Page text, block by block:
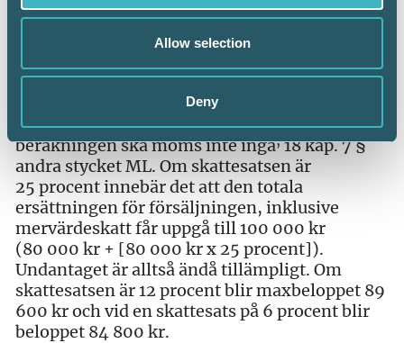
Allow selection
Deny
Transaktioner som görs inom landet av en
beskattningsbar person vars årsomsättning
beskattningsåret är undantagna från
skatteplikt. Denna beräkning ska alltså göras
var och en för sig för Mario respektive Anna. I
beräkningen ska moms inte ingå,18 kap. 7 §
andra stycket ML. Om skattesatsen är
25 procent innebär det att den totala
ersättningen för försäljningen, inklusive
mervärdeskatt får uppgå till 100 000 kr
(80 000 kr + [80 000 kr x 25 procent]).
Undantaget är alltså ändå tillämpligt. Om
skattesatsen är 12 procent blir maxbeloppet 89
600 kr och vid en skattesats på 6 procent blir
beloppet 84 800 kr.